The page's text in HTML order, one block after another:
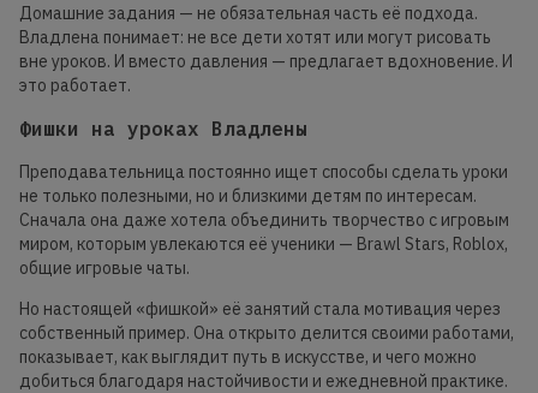
Домашние задания — не обязательная часть её подхода.
Владлена понимает: не все дети хотят или могут рисовать
вне уроков. И вместо давления — предлагает вдохновение. И
это работает.
Фишки на уроках Владлены
Преподавательница постоянно ищет способы сделать уроки
не только полезными, но и близкими детям по интересам.
Сначала она даже хотела объединить творчество с игровым
миром, которым увлекаются её ученики — Brawl Stars, Roblox,
общие игровые чаты.
Но настоящей «фишкой» её занятий стала мотивация через
собственный пример. Она открыто делится своими работами,
показывает, как выглядит путь в искусстве, и чего можно
добиться благодаря настойчивости и ежедневной практике.